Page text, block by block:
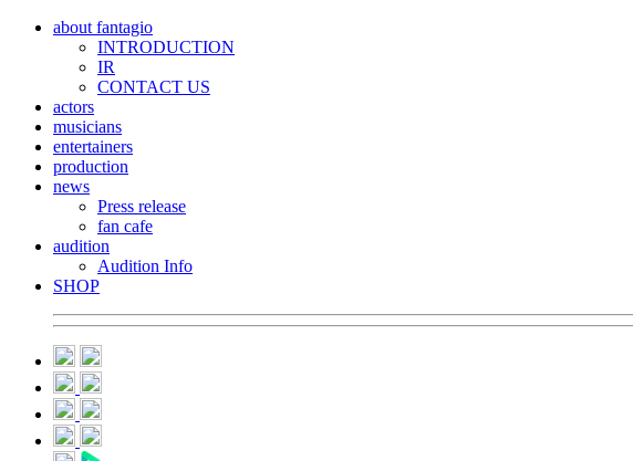
about fantagio
INTRODUCTION
IR
CONTACT US
actors
musicians
entertainers
production
news
Press release
fan cafe
audition
Audition Info
SHOP